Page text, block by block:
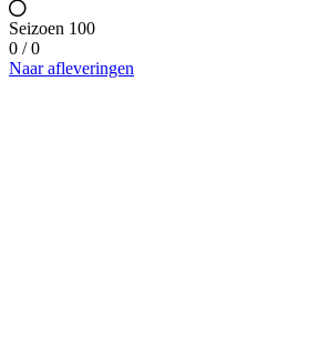
Seizoen 100
0 / 0
Naar afleveringen